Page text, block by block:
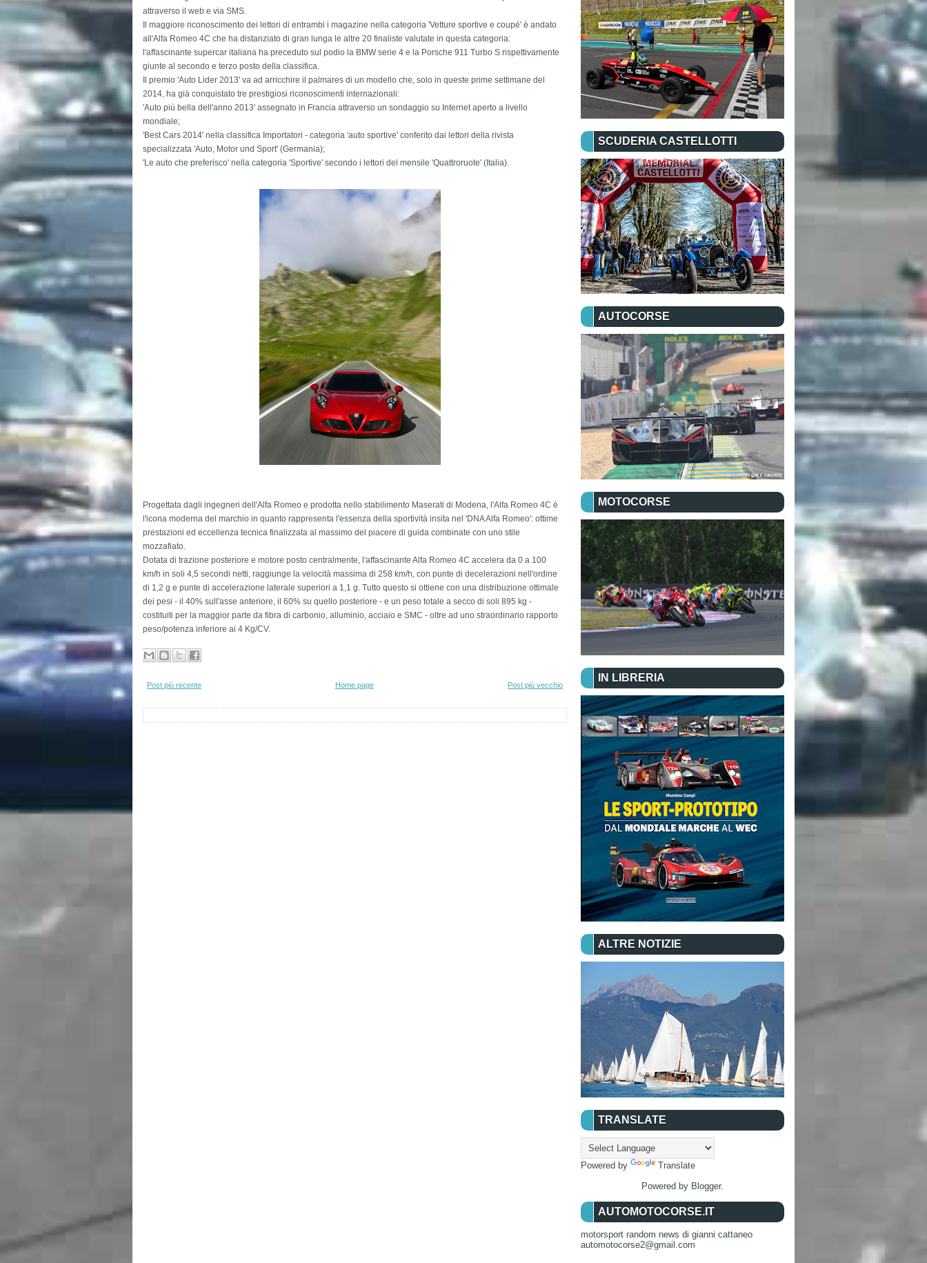
attraverso il web e via SMS.
Il maggiore riconoscimento dei lettori di entrambi i magazine nella categoria 'Vetture sportive e coupé' è andato
all'Alfa Romeo 4C che ha distanziato di gran lunga le altre 20 finaliste valutate in questa categoria:
l'affascinante supercar italiana ha preceduto sul podio la BMW serie 4 e la Porsche 911 Turbo S rispettivamente
giunte al secondo e terzo posto della classifica.
Il premio 'Auto Lider 2013' va ad arricchire il palmares di un modello che, solo in queste prime settimane del
2014, ha già conquistato tre prestigiosi riconoscimenti internazionali:
'Auto più bella dell'anno 2013' assegnato in Francia attraverso un sondaggio su Internet aperto a livello
mondiale;
'Best Cars 2014' nella classifica Importatori - categoria 'auto sportive' conferito dai lettori della rivista
specializzata 'Auto, Motor und Sport' (Germania);
'Le auto che preferisco' nella categoria 'Sportive' secondo i lettori del mensile 'Quattroruote' (Italia).
Progettata dagli ingegneri dell'Alfa Romeo e prodotta nello stabilimento Maserati di Modena, l'Alfa Romeo 4C è
l'icona moderna del marchio in quanto rappresenta l'essenza della sportività insita nel 'DNA Alfa Romeo': ottime
prestazioni ed eccellenza tecnica finalizzata al massimo del piacere di guida combinate con uno stile
mozzafiato.
Dotata di trazione posteriore e motore posto centralmente, l'affascinante Alfa Romeo 4C accelera da 0 a 100
km/h in soli 4,5 secondi netti, raggiunge la velocità massima di 258 km/h, con punte di decelerazioni nell'ordine
di 1,2 g e punte di accelerazione laterale superiori a 1,1 g. Tutto questo si ottiene con una distribuzione ottimale
dei pesi - il 40% sull'asse anteriore, il 60% su quello posteriore - e un peso totale a secco di soli 895 kg -
costituiti per la maggior parte da fibra di carbonio, alluminio, acciaio e SMC - oltre ad uno straordinario rapporto
peso/potenza inferiore ai 4 Kg/CV.
Post più recente Post più vecchio
Home page
SCUDERIA CASTELLOTTI
AUTOCORSE
MOTOCORSE
IN LIBRERIA
ALTRE NOTIZIE
TRANSLATE
Powered by
Translate
Powered by Blogger.
AUTOMOTOCORSE.IT
motorsport random news di gianni cattaneo
automotocorse2@gmail.com